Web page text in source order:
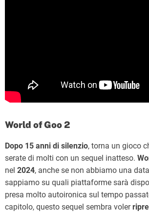
World of Goo 2
Dopo 15 anni di silenzio, torna un gioco
serate di molti con un sequel inatteso.
nel 2024, anche se non abbiamo una
sappiamo su quali piattaforme sarà
presa molto autoironica sul tempo
capitolo, questo sequel sembra voler